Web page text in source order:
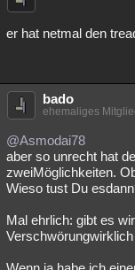
er hat netmal den
bado
ehemaliges
@Asmodai78
aber so unrecht hat
zweiMöglichkeiten.
Wieso tust Du
Mal ehrlich: gibt es